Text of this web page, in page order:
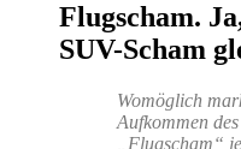
Flugscham.
SUV-Scham
Womöglich
Aufkommen
„Flugscham“